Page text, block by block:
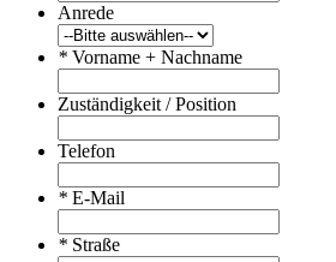
Anrede
* Vorname + Nachname
Zuständigkeit / Position
Telefon
* E-Mail
* Straße